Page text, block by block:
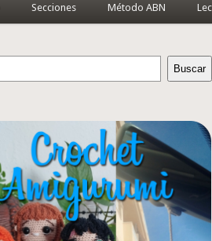
Secciones Método ABN
Buscar